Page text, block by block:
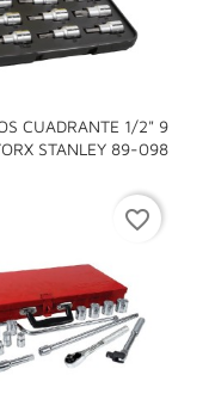
CUADRANTE 1/2" 9
STANLEY 89-098
favorite_border